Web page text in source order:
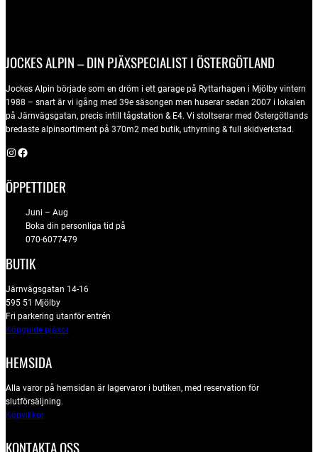
JOCKES ALPIN – DIN PJÄXSPECIALIST I ÖSTERGÖTLAND
Jockes Alpin började som en dröm i ett garage på Ryttarhagen i Mjölby vintern
1988 – snart är vi igång med 39e säsongen men huserar sedan 2007 i lokalen
på Järnvägsgatan, precis intill tågstation & E4. Vi stoltserar med Östergötlands
bredaste alpinsortiment på 370m2 med butik, uthyrning & full skidverkstad.
Instagram Facebook
ÖPPETTIDER
Juni – Aug
Boka din personliga tid på
070-6077479
BUTIK
Järnvägsgatan 14-16
595 51 Mjölby
Fri parkering utanför entrén
Köpguide pjäxor
HEMSIDA
Alla varor på hemsidan är lagervaror i butiken, med reservation för
slutförsäljning.
Köpvillkor
KONTAKTA OSS